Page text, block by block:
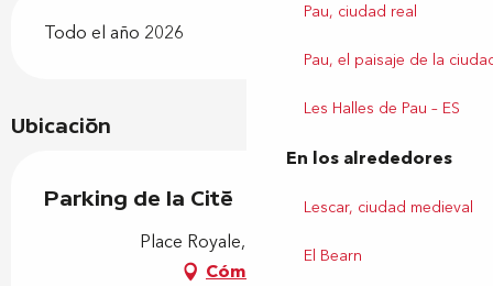
Pau, ciudad real
Pau, el paisaje de la
Les Halles de Pau – ES
En los alrededores
Lescar, ciudad medieval
El Bearn
Todo el año 2026
Ubicación
Parking de la Cité
Place Royale, 64230 Lescar
Cómo llegar